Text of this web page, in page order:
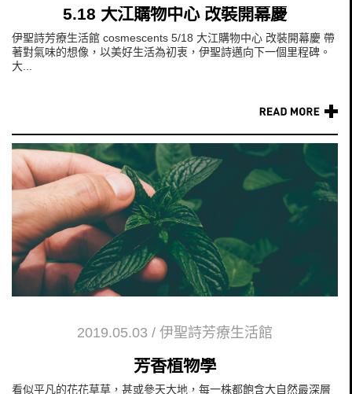
5.18 大江購物中心 改裝開幕慶
伊聖詩芳療生活館 cosmescents 5/18 大江購物中心 改裝開幕慶 帶
著對氣味的想像，以美好生活為初衷，伊聖詩邁向下一個里程碑。
大...
2019.05.03 / 伊聖詩芳療生活館
芳香植物學
看似平凡的花花草草，甚或參天大地，每一株都飽含大自然最深層